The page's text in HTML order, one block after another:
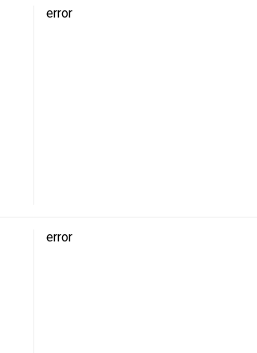
error
error